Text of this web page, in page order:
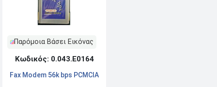
Παρόμοια Βάσει Εικόνας
Κωδικός: 0.043.Ε0164
Fax Modem 56k bps PCMCIA